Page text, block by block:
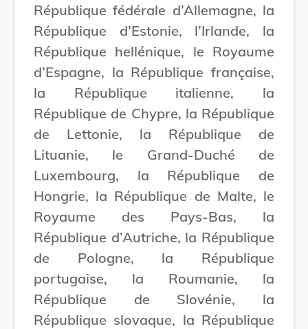
République fédérale d’Allemagne, la
République d’Estonie, l’Irlande, la
République hellénique, le Royaume
d’Espagne, la République française,
la République italienne, la
République de Chypre, la République
de Lettonie, la République de
Lituanie, le Grand-Duché de
Luxembourg, la République de
Hongrie, la République de Malte, le
Royaume des Pays-Bas, la
République d’Autriche, la République
de Pologne, la République
portugaise, la Roumanie, la
République de Slovénie, la
République slovaque, la République